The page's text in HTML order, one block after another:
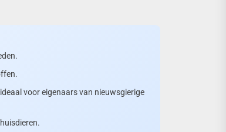
voor eigenaars van nieuwsgierige